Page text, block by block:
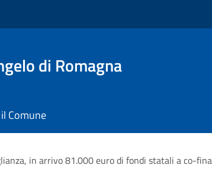
di Romagna
Comune
in arrivo 81.000 euro di fondi statali a co-